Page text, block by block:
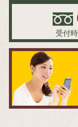
受付